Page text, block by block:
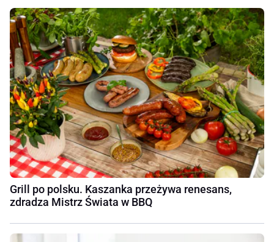
Grill po polsku. Kaszanka przeżywa renesans,
zdradza Mistrz Świata w BBQ